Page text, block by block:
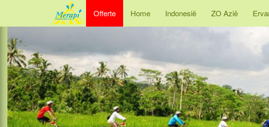
Offerte Home Indonesië ZO Azië